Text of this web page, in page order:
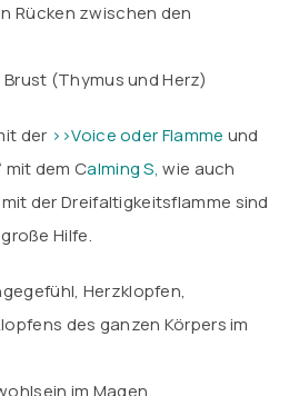
Rücken zwischen den
(Thymus und Herz)
der >>Voice oder Flamme und
mit dem Calming S, wie auch
der Dreifaltigkeitsflamme sind
Hilfe.
Herzklopfen,
des ganzen Körpers im
im Magen